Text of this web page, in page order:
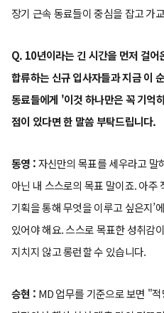
장기 근속 동료들이 중심을 잡고 가
Q. 10년이라는 긴 시간을 먼저 걸어
합류하는 신규 입사자들과 지금 이
동료들에게 '이것 하나만은 꼭 기억
점이 있다면 한 말씀 부탁드립니다.
동영 :자신만의 목표를 세우라고 말
아닌 내 스스로의 목표 말이죠. 아주
기획을 통해 무엇을 이루고 싶은지’
있어야 해요. 스스로 목표한 성취감
지치지 않고 롱런할 수 있습니다.
승현 : MD 업무를 기준으로 보면 "